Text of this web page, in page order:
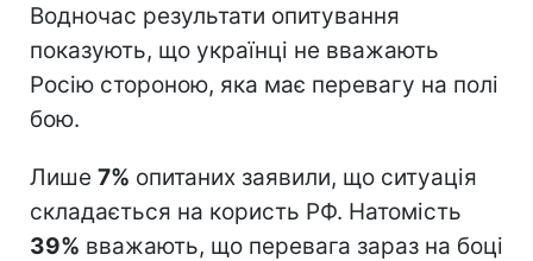
Водночас результати опитування
показують, що українці не вважають
Росію стороною, яка має перевагу на полі
бою.
Лише 7% опитаних заявили, що ситуація
складається на користь РФ. Натомість
39% вважають, що перевага зараз на боці